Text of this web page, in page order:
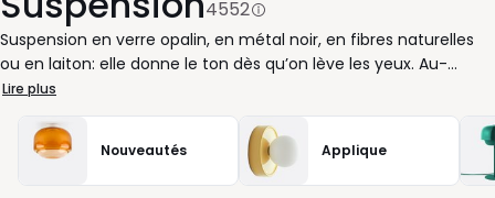
4552
Suspension en verre opalin, en métal noir, en fibres naturelles
ou en laiton: elle donne le ton dès qu’on lève les yeux. Au-
dessus de la table à manger, elle cadre les repas et diffuse une
lumière agréable. Dans l’entrée, elle accueille sans alourdir
l’espace. Dans une chambre, elle remplace la lampe de chevet
et libère la surface des tables. Pour bien la choisir, pensez
d’abord au volume de la pièce et à la hauteur sous plafond. Un
Lire plus
Nouveautés Applique